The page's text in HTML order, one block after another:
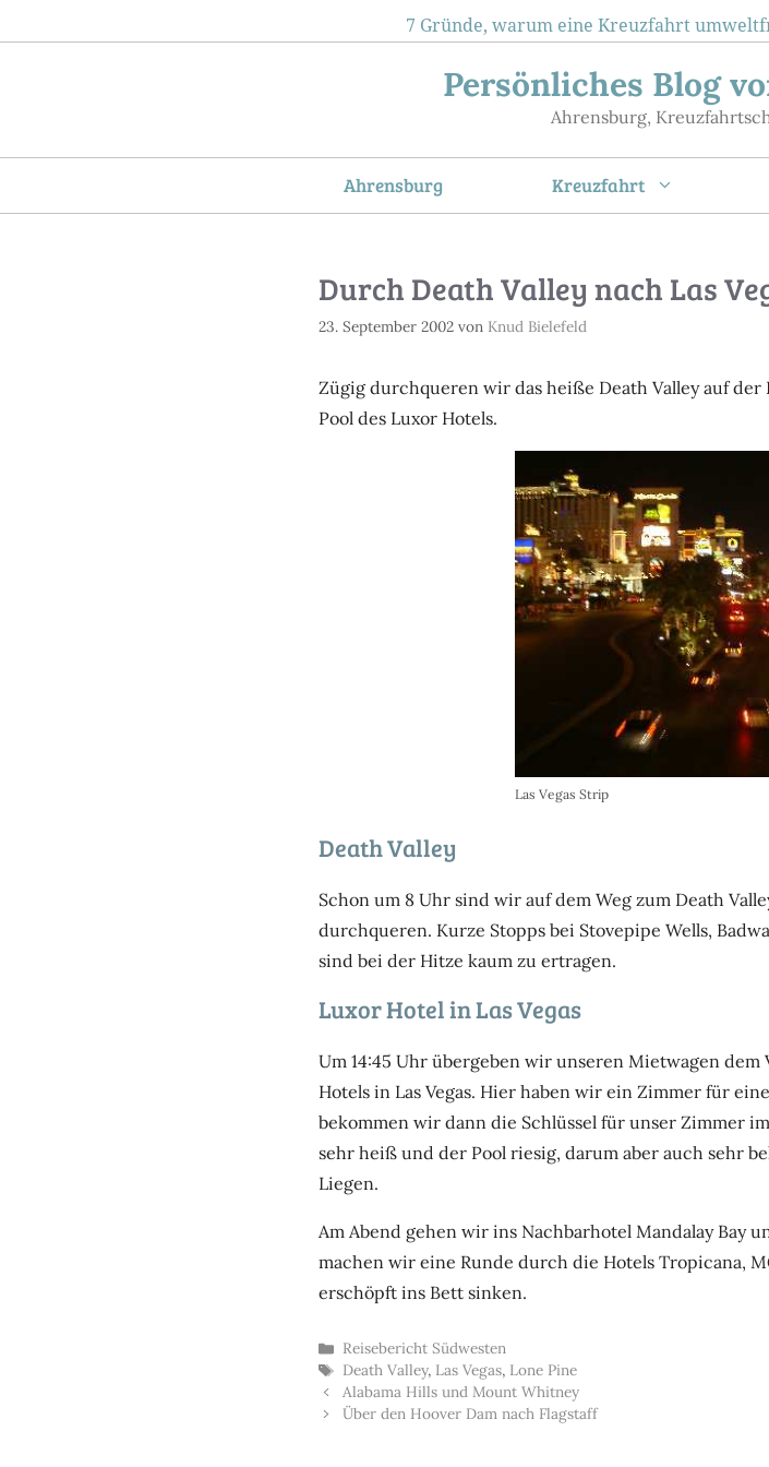
Inhalt
7 Gründe, warum eine Kreuzfahrt
Persönliches Blog
Ahrensburg,
Ahrensburg Kreuzfahrt
Durch Death Valley nach Las
23. September 2002 von Knud Bielefeld
Zügig durchqueren wir das heiße Death Valley auf der
Pool des Luxor Hotels.
Las Vegas Strip
Death Valley
Schon um 8 Uhr sind wir auf dem Weg zum Death
durchqueren. Kurze Stopps bei Stovepipe Wells,
sind bei der Hitze kaum zu ertragen.
Luxor Hotel in Las Vegas
Um 14:45 Uhr übergeben wir unseren Mietwagen
Hotels in Las Vegas. Hier haben wir ein Zimmer für
bekommen wir dann die Schlüssel für unser Zimmer
sehr heiß und der Pool riesig, darum aber auch sehr
Liegen.
Am Abend gehen wir ins Nachbarhotel Mandalay Bay
machen wir eine Runde durch die Hotels Tropicana,
erschöpft ins Bett sinken.
Kategorien
Reisebericht Südwesten
Schlagwörter
Death Valley, Las Vegas, Lone Pine
Alabama Hills und Mount Whitney
Über den Hoover Dam nach Flagstaff